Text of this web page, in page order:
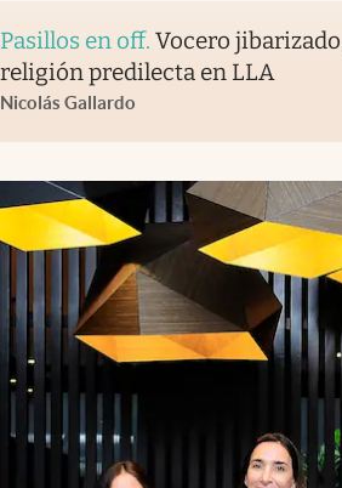
Pasillos en off. Vocero
religión predilecta en LLA
Nicolás Gallardo